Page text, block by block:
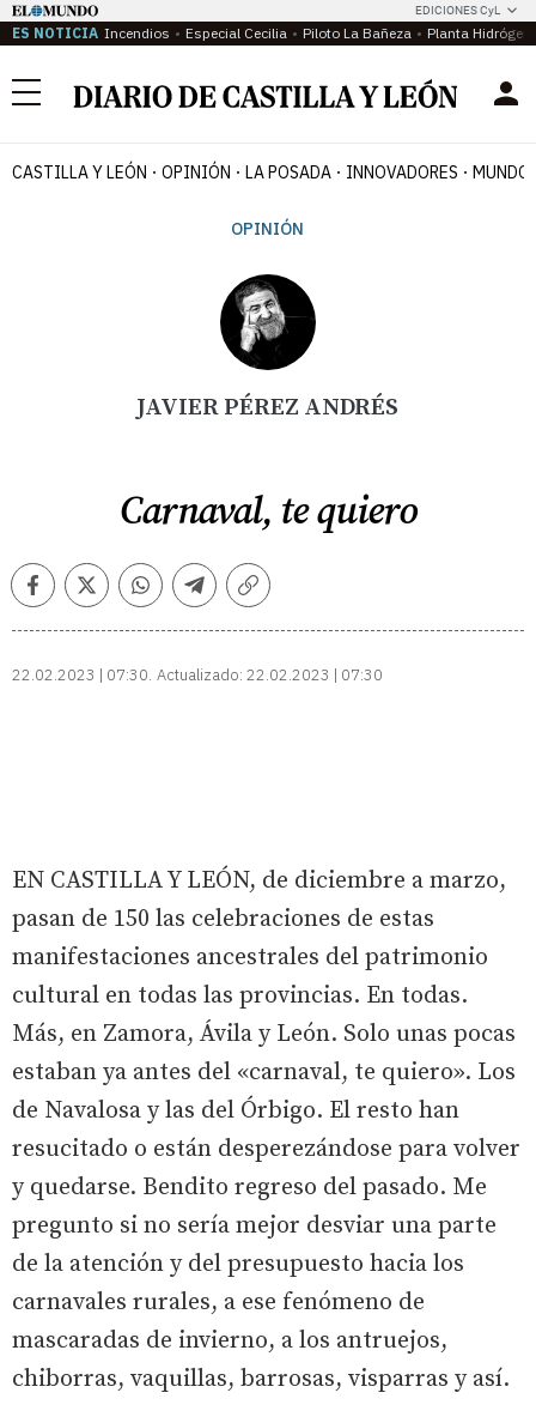
EDICIONES CyL
ES NOTICIA Incendios Especial Cecilia Piloto La Bañeza Planta
Menú
CASTILLA Y LEÓN OPINIÓN LA POSADA INNOVADORES MUNDO
OPINIÓN
JAVIER PÉREZ ANDRÉS
Carnaval, te quiero
FacebookTwitterWhatsappTelegramCopiar
22.02.2023 | 07:30 Actualizado: 22.02.2023 | 07:30
EN CASTILLA Y LEÓN, de diciembre a marzo,
pasan de 150 las celebraciones de estas
manifestaciones ancestrales del patrimonio
cultural en todas las provincias. En todas.
Más, en Zamora, Ávila y León. Solo unas pocas
estaban ya antes del «carnaval, te quiero». Los
de Navalosa y las del Órbigo. El resto han
resucitado o están desperezándose para volver
y quedarse. Bendito regreso del pasado. Me
pregunto si no sería mejor desviar una parte
de la atención y del presupuesto hacia los
carnavales rurales, a ese fenómeno de
mascaradas de invierno, a los antruejos,
chiborras, vaquillas, barrosas, visparras y así.